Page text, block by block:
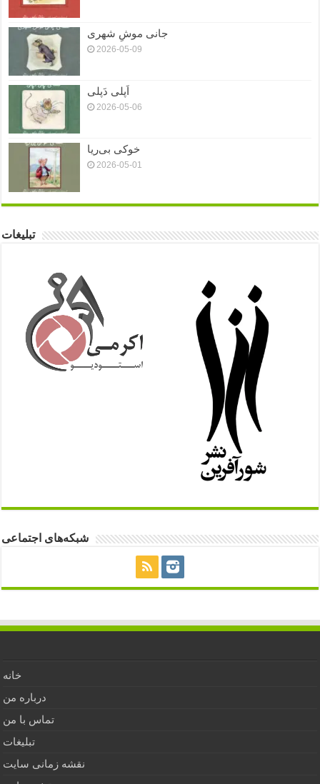
جانی موشِ شهری
2026-05-09
اَپلی دَپلی
2026-05-06
خوکی بی‌ریا
2026-05-01
تبلیغات
شبکه‌های اجتماعی
خانه
درباره من
تماس با من
تبلیغات
نقشه زمانی سایت